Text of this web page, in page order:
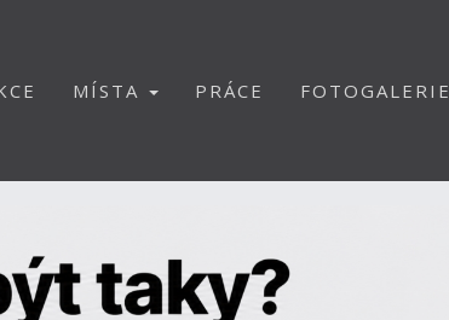
MÍSTA PRÁCE FOTOGALERIE